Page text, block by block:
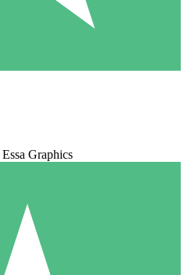
Essa Graphics